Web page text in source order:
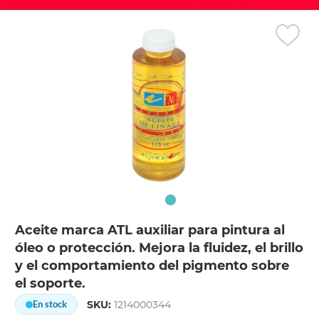
Aceite marca ATL auxiliar para pintura al
óleo o protección. Mejora la fluidez, el brillo
y el comportamiento del pigmento sobre
el soporte.
En stock SKU:1214000344